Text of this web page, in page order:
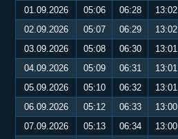
01.09.2026
05:06 06:28 13:02
02.09.2026
05:07 06:29 13:02
03.09.2026
05:08 06:30 13:01
04.09.2026
05:09 06:31 13:01
05.09.2026
05:10 06:32 13:01
06.09.2026
05:12 06:33 13:00
07.09.2026
05:13 06:34 13:00